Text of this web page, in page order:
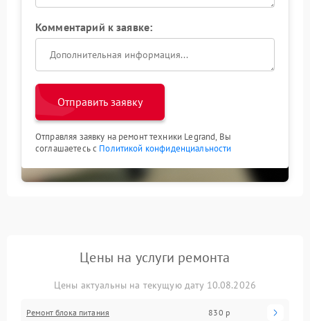
Комментарий к заявке:
Отправить заявку
Отправляя заявку на ремонт техники Legrand, Вы
соглашаетесь с Политикой конфиденциальности
Цены на услуги ремонта
Цены актуальны на текущую дату 10.08.2026
Ремонт блока питания 830 р